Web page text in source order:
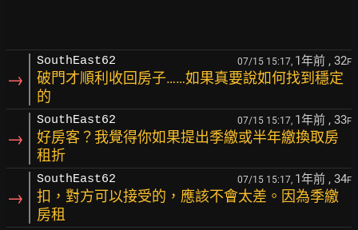
→
SouthEast62 07/15 15:17, 1年前 , 32F
破門才順利收回房子……如果真要說如何找到穩定
的
→
SouthEast62 07/15 15:17, 1年前 , 33F
好房客？我覺得你如果提出季繳或半年繳換取房
租折
→
SouthEast62 07/15 15:17, 1年前 , 34F
扣，對方可以接受的，應該不會太差。因為季繳
房租